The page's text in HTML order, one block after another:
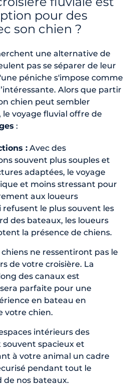
pour des
son chien ?
une alternative de
pas se séparer de leur
péniche s'impose comme
Alors que partir
chien peut sembler
voyage fluvial offre de
:
: Avec des
souvent plus souples et
adaptées, le voyage
et moins stressant pour
aux loueurs
le plus souvent les
des bateaux, les loueurs
la présence de chiens.
chiens ne ressentiront pas le
de votre croisière. La
des canaux est
parfaite pour une
en bateau en
votre chien.
intérieurs des
souvent spacieux et
à votre animal un cadre
pendant tout le
de nos bateaux.